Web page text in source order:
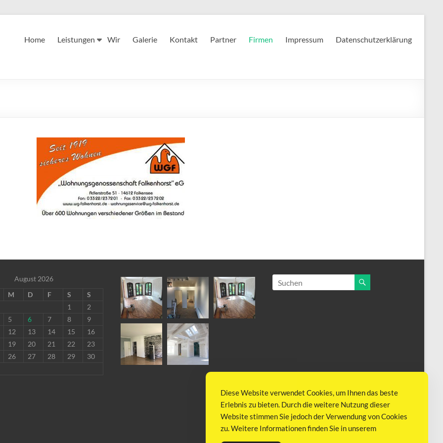
Home Leistungen Wir Galerie Kontakt Partner Firmen Impressum Datenschutzerklärung
August 2026
M D F S
S
1
2
5 6 7 8
9
12 13 14 15
16
19 20 21 22
23
26 27 28 29
30
Diese Website verwendet Cookies, um Ihnen das beste
Erlebnis zu bieten. Durch die weitere Nutzung dieser
Website stimmen Sie jedoch der Verwendung von Cookies
zu. Weitere Informationen finden Sie in unserem